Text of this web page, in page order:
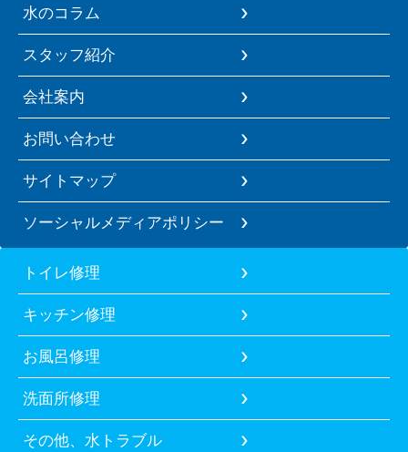
水のコラム
スタッフ紹介
会社案内
お問い合わせ
サイトマップ
ソーシャルメディアポリシー
トイレ修理
キッチン修理
お風呂修理
洗面所修理
その他、水トラブル